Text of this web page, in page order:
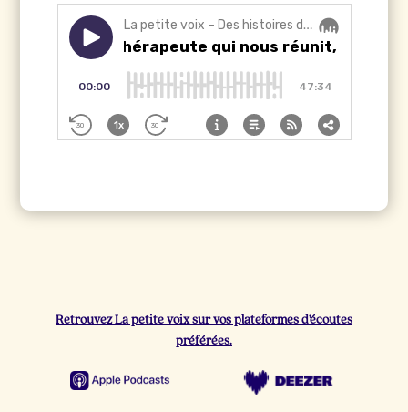
Retrouvez La petite voix sur vos plateformes d’écoutes
préférées.